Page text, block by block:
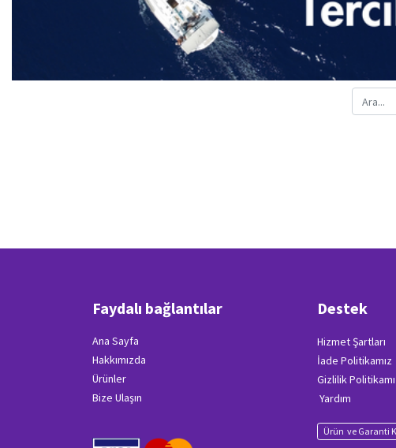
Faydalı bağlantılar
Ana Sayfa
Hakkımızda
Ürünler
Bize Ulaşın
Destek
Hizmet Şartları
İade Politikamız
Gizlilik
Yardım
Ürün ve Garanti